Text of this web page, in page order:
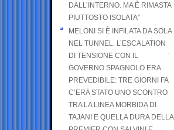
DALL’INTERNO. MA È RIMASTA
PIUTTOSTO ISOLATA”
MELONI SI È INFILATA DA SOLA
NEL TUNNEL. L’ESCALATION
DI TENSIONE CON IL
GOVERNO SPAGNOLO ERA
PREVEDIBILE: TRE GIORNI FA
C’ERA STATO UNO SCONTRO
TRA LA LINEA MORBIDA DI
TAJANI E QUELLA DURA DELLA